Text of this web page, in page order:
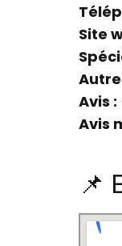
Site
Avis :
Avis
📌